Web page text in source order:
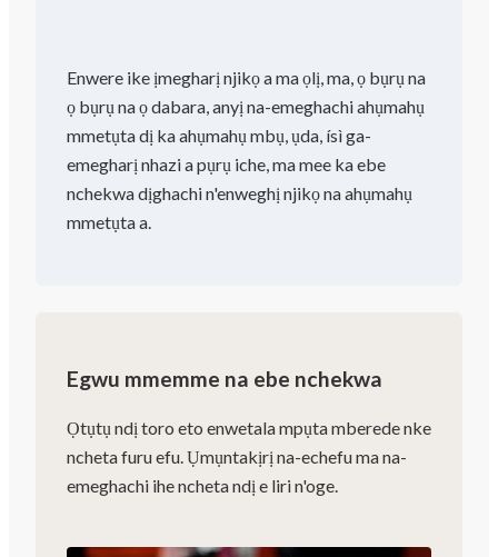
Enwere ike ịmegharị njikọ a ma ọlị, ma, ọ bụrụ na
ọ bụrụ na ọ dabara, anyị na-emeghachi ahụmahụ
mmetụta dị ka ahụmahụ mbụ, ụda, ísì ga-
emegharị nhazi a pụrụ iche, ma mee ka ebe
nchekwa dịghachi n'enweghị njikọ na ahụmahụ
mmetụta a.
Egwu mmemme na ebe nchekwa
Ọtụtụ ndị toro eto enwetala mpụta mberede nke
ncheta furu efu. Ụmụntakịrị na-echefu ma na-
emeghachi ihe ncheta ndị e liri n'oge.